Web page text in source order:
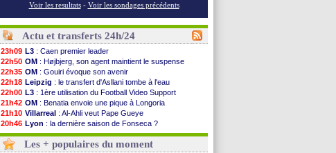
Voir les resultats - Voir les sondages précédents
Actu et transferts 24h/24
23h09 L3 : Caen premier leader
22h50 OM : Højbjerg, son agent maintient le suspense
22h35 OM : Gouiri évoque son avenir
22h18 Leipzig : le transfert d'Asllani tombe à l'eau
22h00 L3 : 1ère utilisation du Football Video Support
21h42 OM : Benatia envoie une pique à Longoria
21h10 Villarreal : Al-Ahli veut Pape Gueye
20h46 Lyon : la dernière saison de Fonseca ?
20h30 OM: un nouveau prétendant pour Højbjerg
20h01
Brest: un gardien norvégien en approche ?
Les + populaires du moment